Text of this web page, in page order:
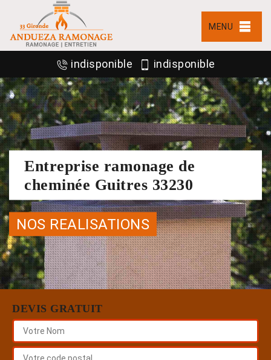
MENU
indisponible indisponible
Entreprise ramonage de
cheminée Guitres 33230
NOS REALISATIONS
DEVIS GRATUIT